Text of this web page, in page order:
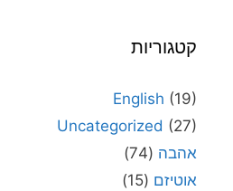
קטגוריות
English (19)
Uncategorized (27)
אהבה (74)
אוטיזם (15)